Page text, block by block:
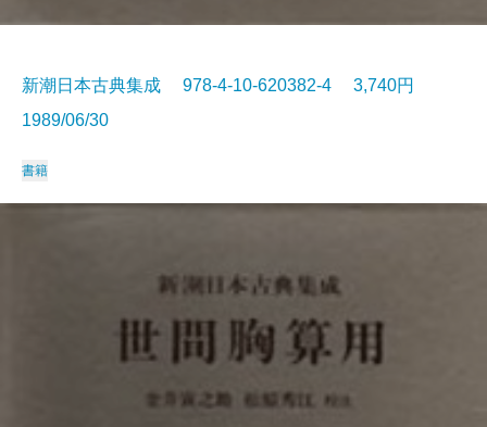
新潮日本古典集成 978-4-10-620382-4 3,740円
1989/06/30
書籍